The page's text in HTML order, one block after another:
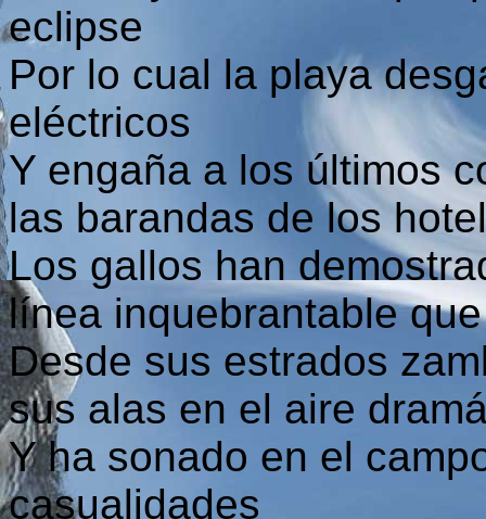
eclipse
Por lo cual la playa
eléctricos
Y engaña a los últimos
las barandas de los
Los gallos han
línea inquebrantable
Desde sus estrados
sus alas en el aire
Y ha sonado en el
casualidades